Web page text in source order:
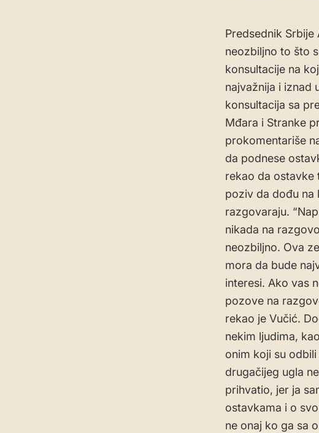
Predsednik
neozbiljno to što
konsultacije na
najvažnija i iznad
konsultacija sa
Mđara i Stranke
prokomentariše
da podnese
rekao da ostavke
poziv da dođu na
razgovaraju.
nikada na
neozbiljno. Ova
mora da bude
interesi. Ako vas
pozove na
rekao je Vučić.
nekim ljudima,
onim koji su
drugačijeg ugla
prihvatio, jer ja
ostavkama i o
ne onaj ko ga sa